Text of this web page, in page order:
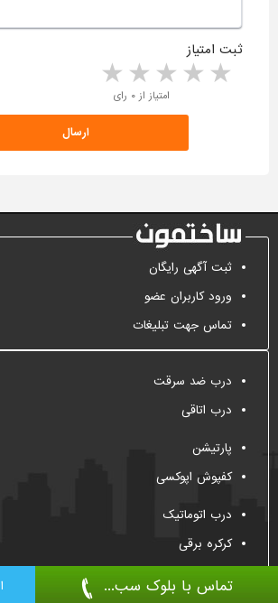
تماس با بلوک سب...
ثبت امتیاز
4 stars 3 stars 2 stars 1 star امتیاز از ۰ رای
ثبت آگهی رایگان
ورود کاربران عضو
تماس جهت تبلیغات
درب ضد سرقت
درب اتاقی
پارتیشن
کفپوش اپوکسی
درب اتوماتیک
کرکره برقی
Reserved, 2009-2026 Sakhtemoon.com